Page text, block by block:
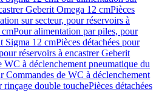
Geberit Omega 12 cmPièces
sur secteur, pour réservoirs à
cmPour alimentation par piles, pour
Sigma 12 cmPièces détachées pour
réservoirs à encastrer Geberit
WC à déclenchement pneumatique du
Commandes de WC à déclenchement
rinçage double touchePièces détachées